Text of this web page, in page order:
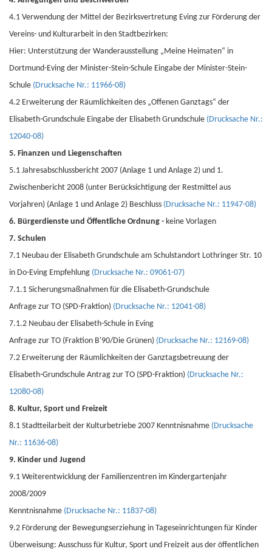
4.1 Verwendung der Mittel der Bezirksvertretung Eving zur Förderung der
Vereins- und Kulturarbeit in den Stadtbezirken:
Hier: Unterstützung der Wanderausstellung „Meine Heimaten“ in
Dortmund-Eving der Minister-Stein-Schule Eingabe der Minister-Stein-
Schule (Drucksache Nr.: 11966-08)
4.2 Erweiterung der Räumlichkeiten des „Offenen Ganztags“ der
Elisabeth-Grundschule Eingabe der Elisabeth Grundschule (Drucksache Nr.:
12040-08)
5. Finanzen und Liegenschaften
5.1 Jahresabschlussbericht 2007 (Anlage 1 und Anlage 2) und 1.
Zwischenbericht 2008 (unter Berücksichtigung der Restmittel aus
Vorjahren) (Anlage 1 und Anlage 2) Beschluss (Drucksache Nr.: 11947-08)
6. Bürgerdienste und Öffentliche Ordnung - keine Vorlagen
7. Schulen
7.1 Neubau der Elisabeth Grundschule am Schulstandort Lothringer Str. 10
in Do-Eving Empfehlung (Drucksache Nr.: 09061-07)
7.1.1 Sicherungsmaßnahmen für die Elisabeth-Grundschule
Anfrage zur TO (SPD-Fraktion) (Drucksache Nr.: 12041-08)
7.1.2 Neubau der Elisabeth-Schule in Eving
Anfrage zur TO (Fraktion B'90/Die Grünen) (Drucksache Nr.: 12169-08)
7.2 Erweiterung der Räumlichkeiten der Ganztagsbetreuung der
Elisabeth-Grundschule Antrag zur TO (SPD-Fraktion) (Drucksache Nr.:
12080-08)
8. Kultur, Sport und Freizeit
8.1 Stadtteilarbeit der Kulturbetriebe 2007 Kenntnisnahme (Drucksache
Nr.: 11636-08)
9. Kinder und Jugend
9.1 Weiterentwicklung der Familienzentren im Kindergartenjahr
2008/2009
Kenntnisnahme (Drucksache Nr.: 11837-08)
9.2 Förderung der Bewegungserziehung in Tageseinrichtungen für Kinder
Überweisung: Ausschuss für Kultur, Sport und Freizeit aus der öffentlichen